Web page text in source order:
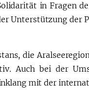
in Fragen
Unterstützung der
die
Auch bei der
mit der